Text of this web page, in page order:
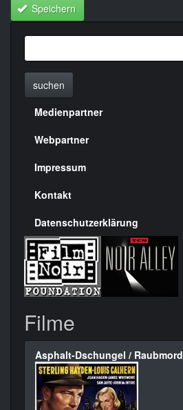
Speichern
suchen
Menülinks
rechte
Seite
Medienpartner
Webpartner
Impressum
Kontakt
Datenschutzerklärung
Filme
Asphalt-Dschungel / Raubmord